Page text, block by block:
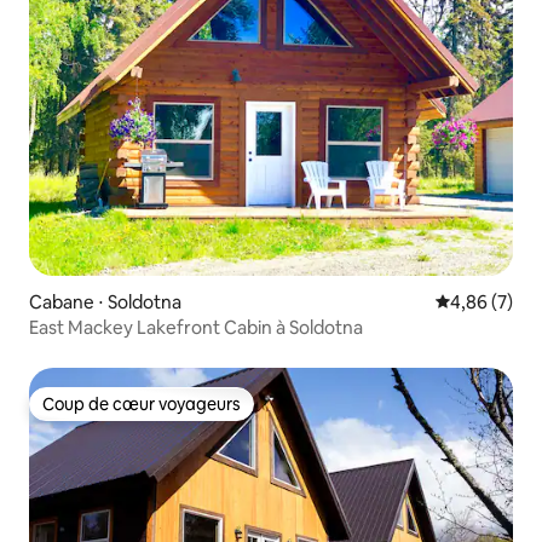
Cabane ⋅ Soldotna Évaluation
4,86 (7)
East Mackey Lakefront Cabin à Soldotna
Coup de cœur voyageurs
Coup de cœur voyageurs